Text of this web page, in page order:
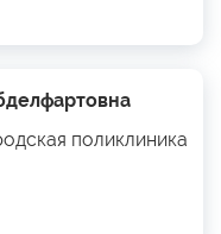
поликлиника